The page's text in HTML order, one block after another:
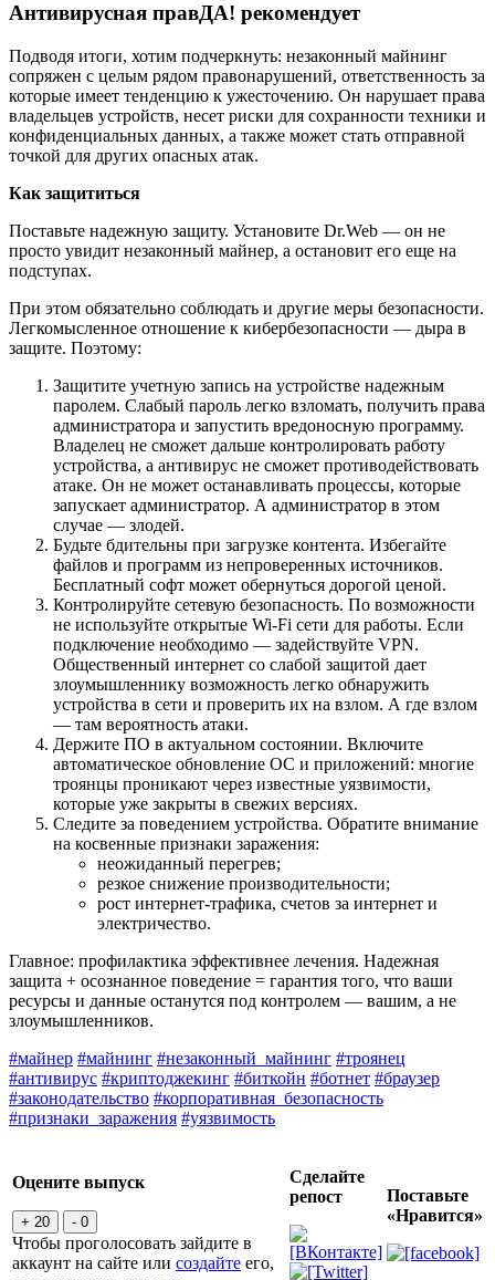
Антивирусная правДА! рекомендует
Подводя итоги, хотим подчеркнуть: незаконный майнинг
сопряжен с целым рядом правонарушений, ответственность за
которые имеет тенденцию к ужесточению. Он нарушает права
владельцев устройств, несет риски для сохранности техники и
конфиденциальных данных, а также может стать отправной
точкой для других опасных атак.
Как защититься
Поставьте надежную защиту. Установите Dr.Web — он не
просто увидит незаконный майнер, а остановит его еще на
подступах.
При этом обязательно соблюдать и другие меры безопасности.
Легкомысленное отношение к кибербезопасности — дыра в
защите. Поэтому:
Защитите учетную запись на устройстве надежным
паролем. Слабый пароль легко взломать, получить права
администратора и запустить вредоносную программу.
Владелец не сможет дальше контролировать работу
устройства, а антивирус не сможет противодействовать
атаке. Он не может останавливать процессы, которые
запускает администратор. А администратор в этом
случае — злодей.
Будьте бдительны при загрузке контента. Избегайте
файлов и программ из непроверенных источников.
Бесплатный софт может обернуться дорогой ценой.
Контролируйте сетевую безопасность. По возможности
не используйте открытые Wi‑Fi сети для работы. Если
подключение необходимо — задействуйте VPN.
Общественный интернет со слабой защитой дает
злоумышленнику возможность легко обнаружить
устройства в сети и проверить их на взлом. А где взлом
— там вероятность атаки.
Держите ПО в актуальном состоянии. Включите
автоматическое обновление ОС и приложений: многие
троянцы проникают через известные уязвимости,
которые уже закрыты в свежих версиях.
Следите за поведением устройства. Обратите внимание
на косвенные признаки заражения:
неожиданный перегрев;
резкое снижение производительности;
рост интернет-трафика, счетов за интернет и
электричество.
Главное: профилактика эффективнее лечения. Надежная
защита + осознанное поведение = гарантия того, что ваши
ресурсы и данные останутся под контролем — вашим, а не
злоумышленников.
#майнер #майнинг #незаконный_майнинг #троянец
#антивирус #криптоджекинг #биткойн #ботнет #браузер
#законодательство #корпоративная_безопасность
#признаки_заражения #уязвимость
Оцените выпуск
+ 20 - 0
Чтобы проголосовать зайдите в
аккаунт на сайте или создайте его,
Сделайте
репост
Поставьте
«Нравится»